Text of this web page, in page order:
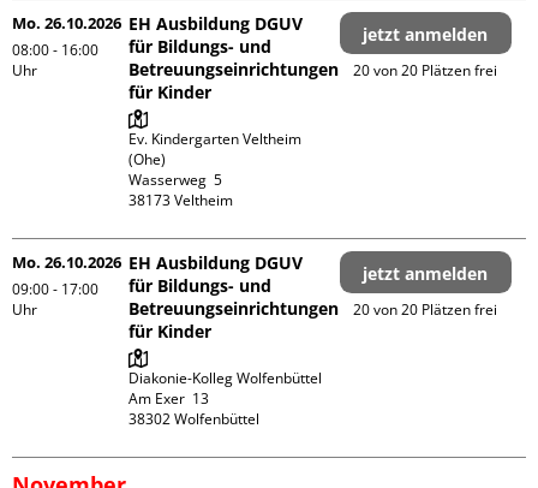
Mo. 26.10.2026
08:00 - 16:00
Uhr
EH Ausbildung DGUV
für Bildungs- und
Betreuungseinrichtungen
für Kinder
Ev. Kindergarten Veltheim
(Ohe)
Wasserweg  5
jetzt anmelden
20 von 20 Plätzen frei
Mo. 26.10.2026
09:00 - 17:00
Uhr
EH Ausbildung DGUV
für Bildungs- und
Betreuungseinrichtungen
für Kinder
Diakonie-Kolleg Wolfenbüttel
Am Exer  13
jetzt anmelden
20 von 20 Plätzen frei